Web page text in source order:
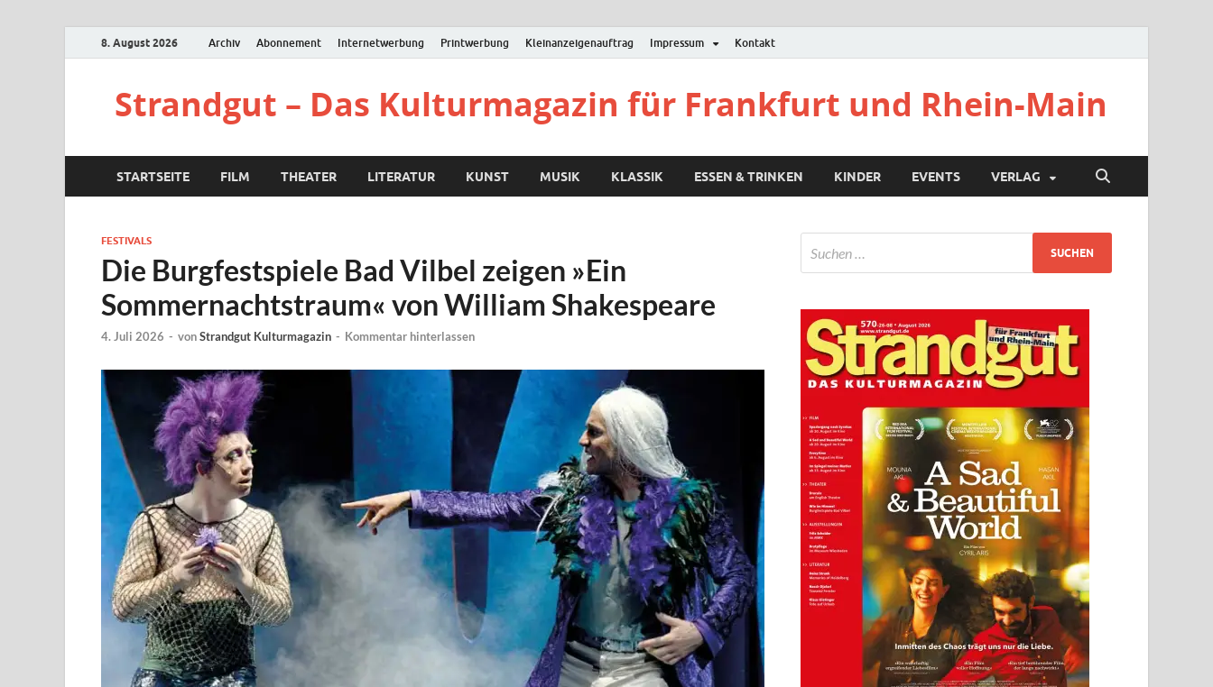
8. August 2026 Archiv Abonnement Internetwerbung Printwerbung Kleinanzeigenauftrag Impressum Kontakt
Strandgut – Das Kulturmagazin für Frankfurt und Rhein-Main
STARTSEITE FILM THEATER LITERATUR KUNST MUSIK KLASSIK ESSEN & TRINKEN KINDER EVENTS VERLAG
FESTIVALS
Die Burgfestspiele Bad Vilbel zeigen »Ein
Sommernachtstraum« von William Shakespeare
4. Juli 2026 - vonStrandgut Kulturmagazin - Kommentar hinterlassen